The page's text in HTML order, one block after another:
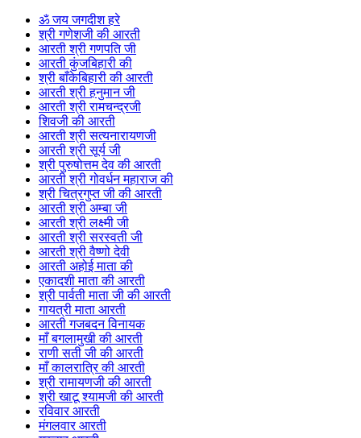
ॐ जय जगदीश हरे
श्री गणेशजी की आरती
आरती श्री गणपति जी
आरती कुंजबिहारी की
श्री बाँकेबिहारी की आरती
आरती श्री हनुमान जी
आरती श्री रामचन्द्रजी
शिवजी की आरती
आरती श्री सत्यनारायणजी
आरती श्री सूर्य जी
श्री पुरुषोत्तम देव की आरती
आरती श्री गोवर्धन महाराज की
श्री चित्रगुप्त जी की आरती
आरती श्री अम्बा जी
आरती श्री लक्ष्मी जी
आरती श्री सरस्वती जी
आरती श्री वैष्णो देवी
आरती अहोई माता की
एकादशी माता की आरती
श्री पार्वती माता जी की आरती
गायत्री माता आरती
आरती गजबदन विनायक
माँ बगलामुखी की आरती
राणी सती जी की आरती
माँ कालरात्रि की आरती
श्री रामायणजी की आरती
श्री खाटू श्यामजी की आरती
रविवार आरती
मंगलवार आरती